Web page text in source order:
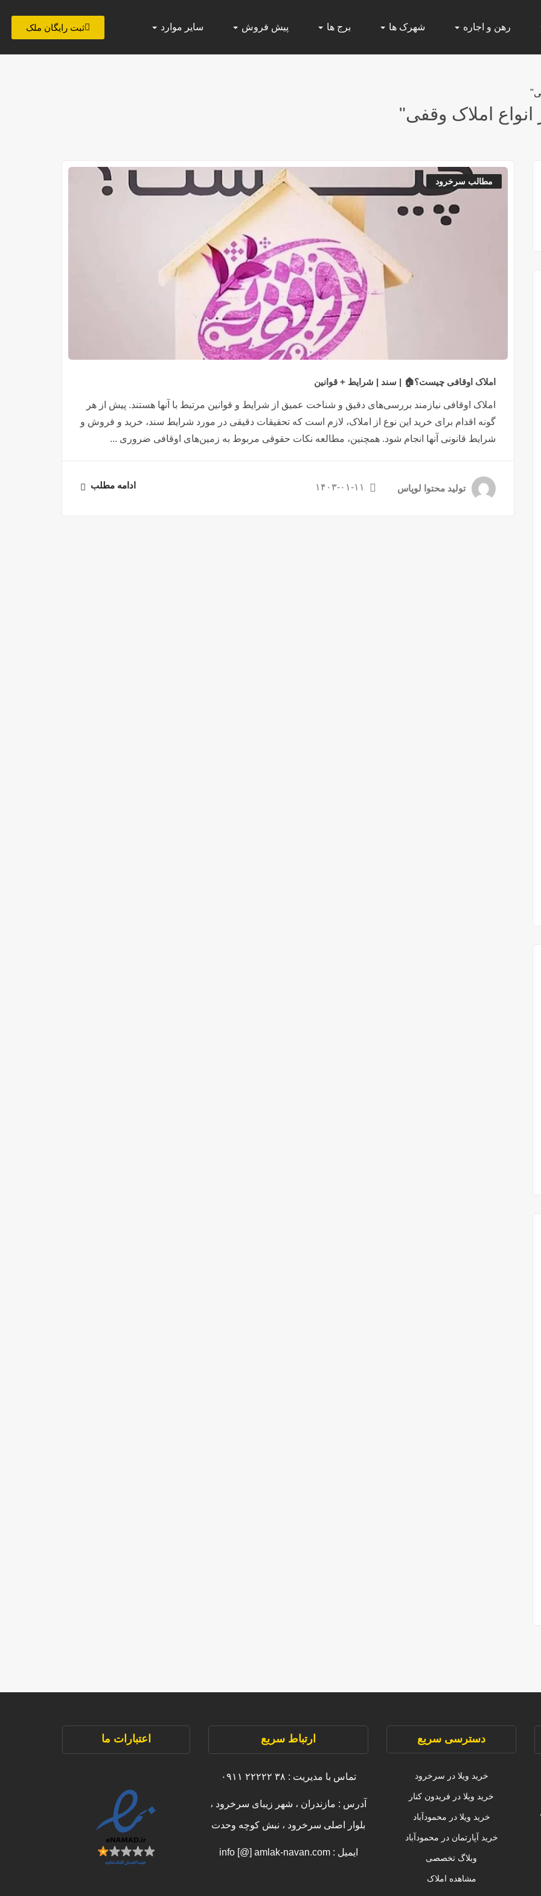
رهن و اجاره شهرک ها برج ها پیش فروش سایر موارد ثبت رایگان ملک
مطالب سرخرود
املاک اوقافی چیست؟🏠 | سند | شرایط + قوانین
املاک اوقافی نیازمند بررسی‌های دقیق و شناخت عمیق از شرایط و قوانین مرتبط با آنها هستند. پیش از هر
گونه اقدام برای خرید این نوع از املاک، لازم است که تحقیقات دقیقی در مورد شرایط سند، خرید و فروش و
شرایط قانونی آنها انجام شود. همچنین، مطالعه نکات حقوقی مربوط به زمین‌های اوقافی ضروری ...
تولید محتوا لوپاس ۱۴۰۳-۰۱-۱۱ ادامه مطلب
دسترسی سریع
خرید ویلا در سرخرود
خرید ویلا در فریدون کنار
خرید ویلا در محمودآباد
خرید آپارتمان در محمودآباد
وبلاگ تخصصی
مشاهده املاک
ارتباط سریع
تماس با مدیریت : ۳۸ ۲۲۲۲۲ ۰۹۱۱
آدرس : مازندران ، شهر زیبای سرخرود ،
بلوار اصلی سرخرود ، نبش کوچه وحدت
ایمیل : info [@] amlak-navan.com
اعتبارات ما